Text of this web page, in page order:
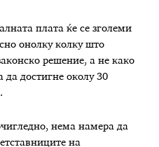
плата ќе се зголеми
онолку колку што
решение, а не како
да достигне околу 30
нема намера да
на